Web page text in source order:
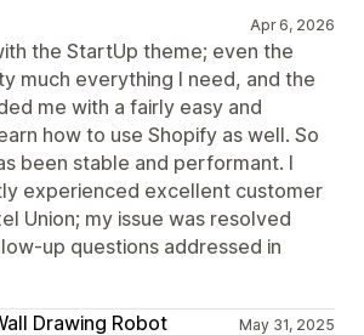
Apr 6, 2026
the StartUp theme; even the
much everything I need, and the
me with a fairly easy and
how to use Shopify as well. So
been stable and performant. I
experienced excellent customer
Union; my issue was resolved
up questions addressed in
Drawing Robot
May 31, 2025